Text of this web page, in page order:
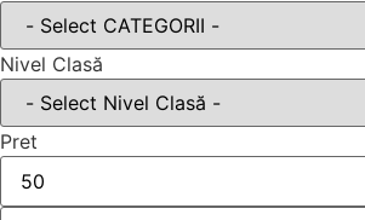
Nivel Clasă
Pret